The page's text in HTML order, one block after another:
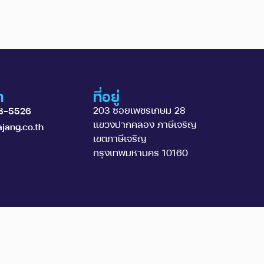
5526
ที่อยู่
203 ซอยเพชรเกษม 28
แขวงปากคลอง ภาษีเจริญ
เขตภาษีเจริญ
กรุงเทพมหานคร 10160